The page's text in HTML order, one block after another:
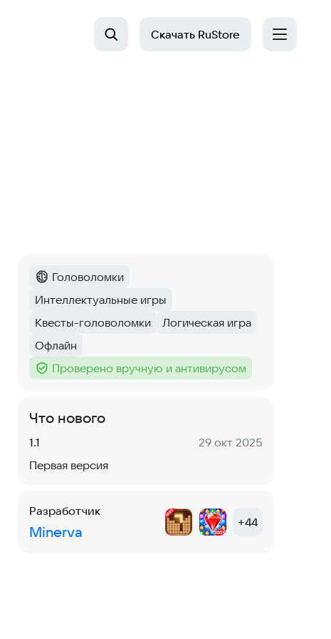
Скачать RuStore
Категория:
Головоломки
Тег :
Интеллектуальные игры
Тег:
Квесты-головоломки
Тег:
Логическая игра
Тег:
Офлайн
Тег :
Проверено вручную и антивирусом
Что нового
Версия:
1.1 Дата:
29 окт 2025
Первая версия
Разработчик
Minerva
+44